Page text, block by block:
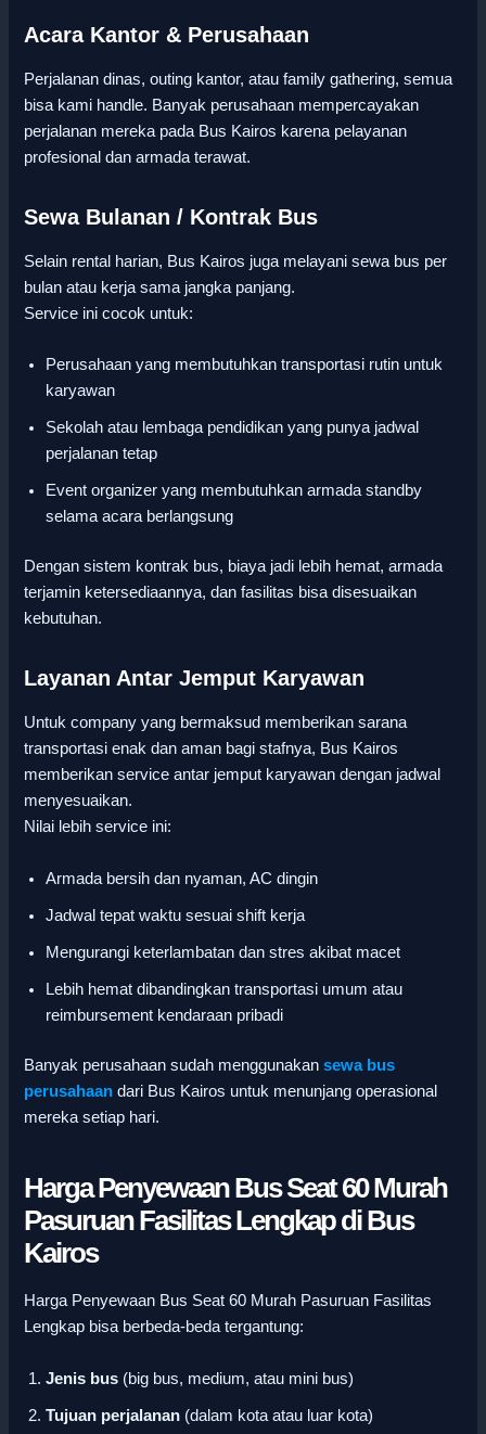
Acara Kantor & Perusahaan
Perjalanan dinas, outing kantor, atau family gathering, semua
bisa kami handle. Banyak perusahaan mempercayakan
perjalanan mereka pada Bus Kairos karena pelayanan
profesional dan armada terawat.
Sewa Bulanan / Kontrak Bus
Selain rental harian, Bus Kairos juga melayani sewa bus per
bulan atau kerja sama jangka panjang.
Service ini cocok untuk:
Perusahaan yang membutuhkan transportasi rutin untuk
karyawan
Sekolah atau lembaga pendidikan yang punya jadwal
perjalanan tetap
Event organizer yang membutuhkan armada standby
selama acara berlangsung
Dengan sistem kontrak bus, biaya jadi lebih hemat, armada
terjamin ketersediaannya, dan fasilitas bisa disesuaikan
kebutuhan.
Layanan Antar Jemput Karyawan
Untuk company yang bermaksud memberikan sarana
transportasi enak dan aman bagi stafnya, Bus Kairos
memberikan service antar jemput karyawan dengan jadwal
menyesuaikan.
Nilai lebih service ini:
Armada bersih dan nyaman, AC dingin
Jadwal tepat waktu sesuai shift kerja
Mengurangi keterlambatan dan stres akibat macet
Lebih hemat dibandingkan transportasi umum atau
reimbursement kendaraan pribadi
Banyak perusahaan sudah menggunakan sewa bus
perusahaan dari Bus Kairos untuk menunjang operasional
mereka setiap hari.
Harga Penyewaan Bus Seat 60 Murah
Pasuruan Fasilitas Lengkap di Bus
Kairos
Harga Penyewaan Bus Seat 60 Murah Pasuruan Fasilitas
Lengkap bisa berbeda-beda tergantung:
Jenis bus (big bus, medium, atau mini bus)
Tujuan perjalanan (dalam kota atau luar kota)